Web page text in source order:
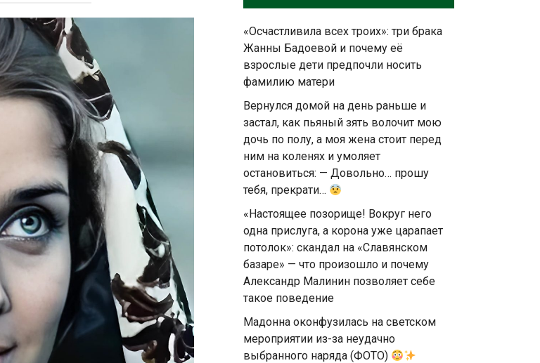
«Осчастливила всех троих»: три брака
Жанны Бадоевой и почему её
взрослые дети предпочли носить
фамилию матери
Вернулся домой на день раньше и
застал, как пьяный зять волочит мою
дочь по полу, а моя жена стоит перед
ним на коленях и умоляет
остановиться: — Довольно… прошу
тебя, прекрати…
«Настоящее позорище! Вокруг него
одна прислуга, а корона уже царапает
потолок»: скандал на «Славянском
базаре» — что произошло и почему
Александр Малинин позволяет себе
такое поведение
Мадонна оконфузилась на светском
мероприятии из-за неудачно
выбранного наряда (ФОТО)